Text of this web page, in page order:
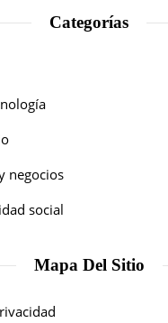
Categorías
negocios
social
Mapa Del Sitio